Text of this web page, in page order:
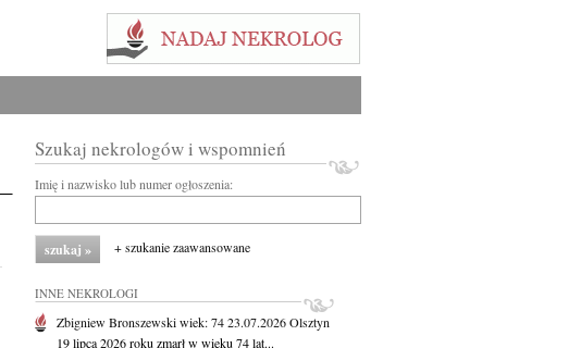
Szukaj nekrologów i wspomnień
Imię i nazwisko lub numer ogłoszenia:
+ szukanie zaawansowane
INNE NEKROLOGI
Zbigniew Bronszewskiwiek: 7423.07.2026Olsztyn
19 lipca 2026 roku zmarł w wieku 74 lat...